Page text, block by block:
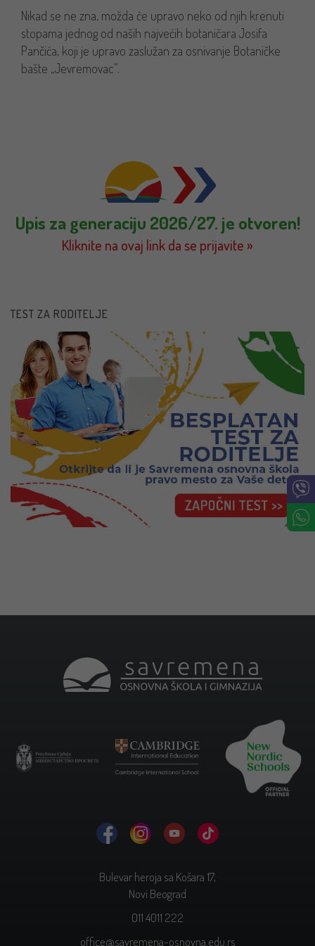
TEST ZA RODITELJE
Nikad se ne zna, možda će upravo neko od njih krenuti
stopama jednog od naših najvećih botaničara Josifa
Pančića, koji je upravo zaslužan za osnivanje Botaničke
bašte „Jevremovac”.
Upis za generaciju 2026/27. je otvoren!
Kliknite na ovaj link da se prijavite »
Bulevar heroja sa Košara 17,
Novi Beograd
011 4011 222
office@savremena-osnovna.edu.rs